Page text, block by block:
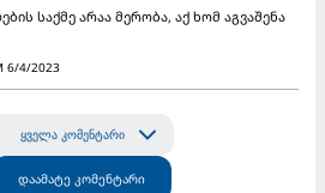
საქმე არაა მერობა, აქ ხომ აგვაშენა
6/4/2023
ყველა კომენტარი
დაამატე კომენტარი